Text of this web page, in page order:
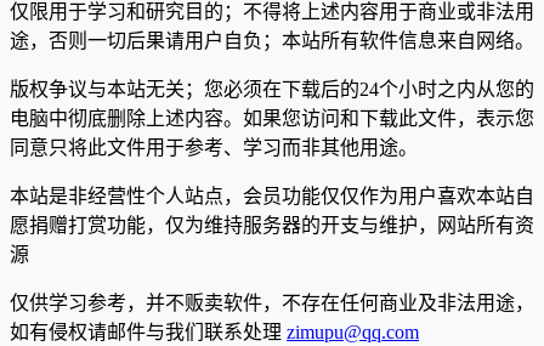
仅限用于学习和研究目的；不得将上述内容用于商业或非法用
途，否则一切后果请用户自负；本站所有软件信息来自网络。
版权争议与本站无关；您必须在下载后的24个小时之内从您的
电脑中彻底删除上述内容。如果您访问和下载此文件，表示您
同意只将此文件用于参考、学习而非其他用途。
本站是非经营性个人站点，会员功能仅仅作为用户喜欢本站自
愿捐赠打赏功能，仅为维持服务器的开支与维护，网站所有资
源
仅供学习参考，并不贩卖软件，不存在任何商业及非法用途，
如有侵权请邮件与我们联系处理 zimupu@qq.com